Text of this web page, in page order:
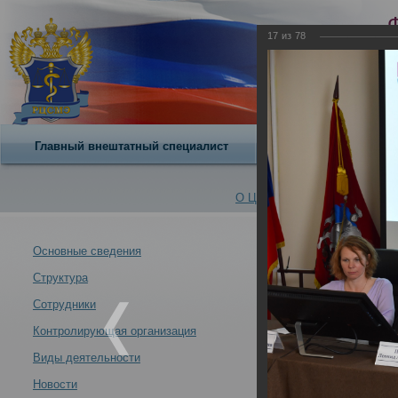
Главный внештатный специалист О центре
О Центре -
Новости -
12 – 13 мая 2022 года в РЦСМЭ состоялась
Основные сведения
Структура
Сотрудники
Контролирующая организация
Виды деятельности
Новости
Альбомы
12 – 13 мая
17 из 78